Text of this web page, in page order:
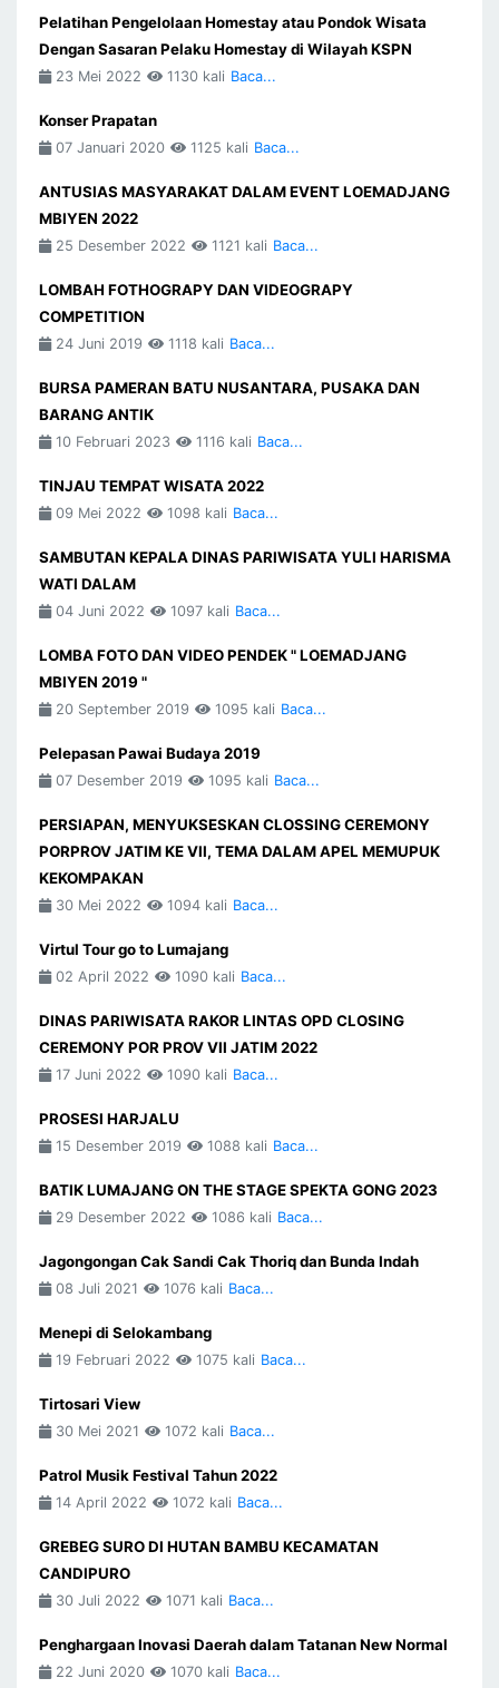
Pelatihan Pengelolaan Homestay atau Pondok Wisata
Dengan Sasaran Pelaku Homestay di Wilayah KSPN
23 Mei 2022 1130 kali Baca...
Konser Prapatan
07 Januari 2020 1125 kali Baca...
ANTUSIAS MASYARAKAT DALAM EVENT LOEMADJANG
MBIYEN 2022
25 Desember 2022 1121 kali Baca...
LOMBAH FOTHOGRAPY DAN VIDEOGRAPY
COMPETITION
24 Juni 2019 1118 kali Baca...
BURSA PAMERAN BATU NUSANTARA, PUSAKA DAN
BARANG ANTIK
10 Februari 2023 1116 kali Baca...
TINJAU TEMPAT WISATA 2022
09 Mei 2022 1098 kali Baca...
SAMBUTAN KEPALA DINAS PARIWISATA YULI HARISMA
WATI DALAM
04 Juni 2022 1097 kali Baca...
LOMBA FOTO DAN VIDEO PENDEK " LOEMADJANG
MBIYEN 2019 "
20 September 2019 1095 kali Baca...
Pelepasan Pawai Budaya 2019
07 Desember 2019 1095 kali Baca...
PERSIAPAN, MENYUKSESKAN CLOSSING CEREMONY
PORPROV JATIM KE VII, TEMA DALAM APEL MEMUPUK
KEKOMPAKAN
30 Mei 2022 1094 kali Baca...
Virtul Tour go to Lumajang
02 April 2022 1090 kali Baca...
DINAS PARIWISATA RAKOR LINTAS OPD CLOSING
CEREMONY POR PROV VII JATIM 2022
17 Juni 2022 1090 kali Baca...
PROSESI HARJALU
15 Desember 2019 1088 kali Baca...
BATIK LUMAJANG ON THE STAGE SPEKTA GONG 2023
29 Desember 2022 1086 kali Baca...
Jagongongan Cak Sandi Cak Thoriq dan Bunda Indah
08 Juli 2021 1076 kali Baca...
Menepi di Selokambang
19 Februari 2022 1075 kali Baca...
Tirtosari View
30 Mei 2021 1072 kali Baca...
Patrol Musik Festival Tahun 2022
14 April 2022 1072 kali Baca...
GREBEG SURO DI HUTAN BAMBU KECAMATAN
CANDIPURO
30 Juli 2022 1071 kali Baca...
Penghargaan Inovasi Daerah dalam Tatanan New Normal
22 Juni 2020 1070 kali Baca...